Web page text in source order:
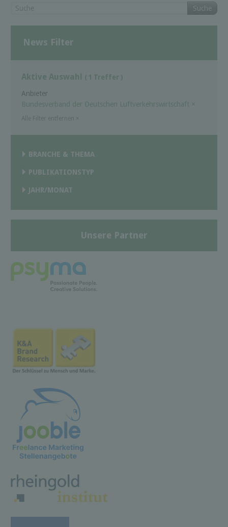
Suche
News Filter
Aktive Auswahl ( 1 Treffer )
Anbieter
Bundesverband der Deutschen Luftverkehrswirtschaft ×
BRANCHE & THEMA
PUBLIKATIONSTYP
JAHR/MONAT
Unsere Partner